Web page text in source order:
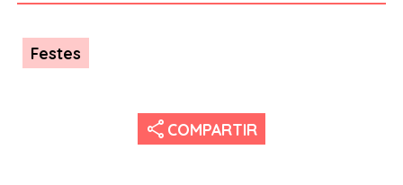
Festes
share COMPARTIR